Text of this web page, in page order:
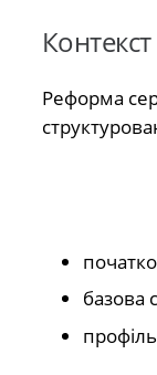
Реформа
базова